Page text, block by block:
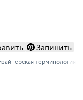
Запинить
терминология